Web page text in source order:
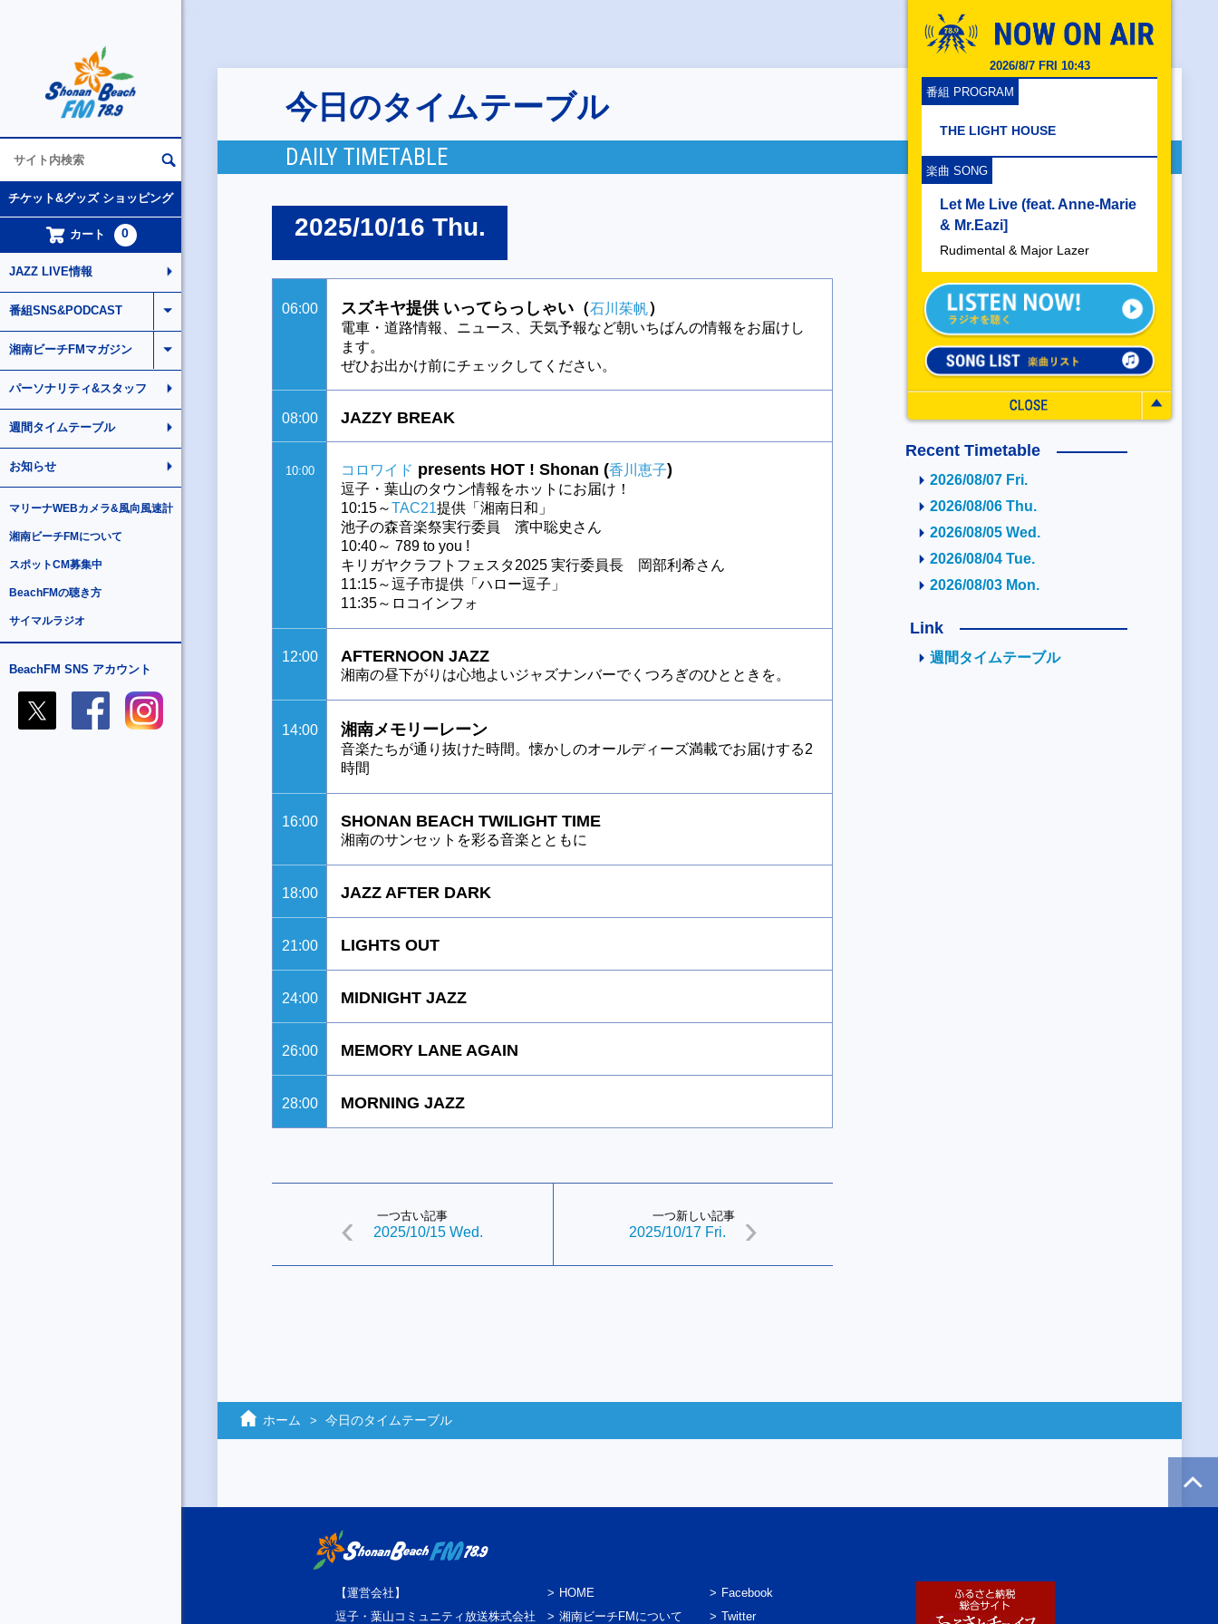
2026/8/7 FRI 10:43
番組 PROGRAM
THE LIGHT HOUSE
楽曲 SONG
Let Me Live (feat. Anne-Marie
& Mr.Eazi]
Rudimental & Major Lazer
チケット&グッズ ショッピング
カート 0
JAZZ LIVE情報
番組SNS&PODCAST
湘南ビーチFMマガジン
パーソナリティ&スタッフ
週間タイムテーブル
お知らせ
マリーナWEBカメラ&風向風速計
湘南ビーチFMについて
スポットCM募集中
BeachFMの聴き方
サイマルラジオ
BeachFM SNS アカウント
今日のタイムテーブル
DAILY TIMETABLE
2025/10/16 Thu.
06:00 スズキヤ提供 いってらっしゃい（石川茱帆）
電車・道路情報、ニュース、天気予報など朝いちばんの情報をお届けし
ます。
ぜひお出かけ前にチェックしてください。
08:00 JAZZY BREAK
10:00 コロワイド presents HOT ! Shonan (香川恵子)
逗子・葉山のタウン情報をホットにお届け！
10:15～TAC21提供「湘南日和」
池子の森音楽祭実行委員 濱中聡史さん
10:40～ 789 to you !
キリガヤクラフトフェスタ2025 実行委員長 岡部利希さん
11:15～逗子市提供「ハロー逗子」
11:35～ロコインフォ
12:00 AFTERNOON JAZZ
湘南の昼下がりは心地よいジャズナンバーでくつろぎのひとときを。
14:00 湘南メモリーレーン
音楽たちが通り抜けた時間。懐かしのオールディーズ満載でお届けする2
時間
16:00 SHONAN BEACH TWILIGHT TIME
湘南のサンセットを彩る音楽とともに
18:00 JAZZ AFTER DARK
21:00 LIGHTS OUT
24:00 MIDNIGHT JAZZ
26:00 MEMORY LANE AGAIN
28:00 MORNING JAZZ
一つ古い記事
2025/10/15 Wed.
一つ新しい記事
2025/10/17 Fri.
Recent Timetable
2026/08/07 Fri.
2026/08/06 Thu.
2026/08/05 Wed.
2026/08/04 Tue.
2026/08/03 Mon.
Link
週間タイムテーブル
ホーム 今日のタイムテーブル
【運営会社】
逗子・葉山コミュニティ放送株式会社
HOME
湘南ビーチFMについて
Facebook
Twitter